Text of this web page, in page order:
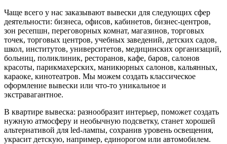
Чаще всего у нас заказывают вывески для следующих сфер
деятельности: бизнеса, офисов, кабинетов, бизнес-центров,
зон ресепшн, переговорных комнат, магазинов, торговых
точек, торговых центров, учебных заведений, детских садов,
школ, институтов, университетов, медицинских организаций,
больниц, поликлиник, ресторанов, кафе, баров, салонов
красоты, парикмахерских, маникюрных салонов, кальянных,
караоке, кинотеатров. Мы можем создать классическое
оформление вывески или что-то уникальное и
экстравагантное.
В квартире вывеска: разнообразит интерьер, поможет создать
нужную атмосферу и необычную подсветку, станет хорошей
альтернативой для led-лампы, сохранив уровень освещения,
украсит детскую, например, единорогом или автомобилем.